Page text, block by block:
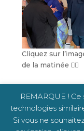
Cliquez sur
de la matinée 👆🏻
Copyright ©
REMARQUE !
technologies
Si vous ne